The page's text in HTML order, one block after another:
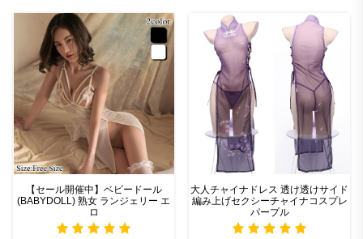
【セール開催中】ベビードール
(BABYDOLL) 熟女 ランジェリー エ
ロ
大人チャイナドレス 透け透けサイド
編み上げセクシーチャイナコスプレ
パープル